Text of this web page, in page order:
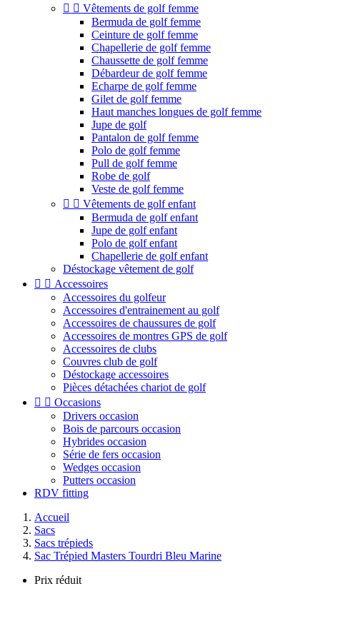
  Vêtements de golf femme
Bermuda de golf femme
Ceinture de golf femme
Chapellerie de golf femme
Chaussette de golf femme
Débardeur de golf femme
Echarpe de golf femme
Gilet de golf femme
Haut manches longues de golf femme
Jupe de golf
Pantalon de golf femme
Polo de golf femme
Pull de golf femme
Robe de golf
Veste de golf femme
  Vêtements de golf enfant
Bermuda de golf enfant
Jupe de golf enfant
Polo de golf enfant
Chapellerie de golf enfant
Déstockage vêtement de golf
  Accessoires
Accessoires du golfeur
Accessoires d'entrainement au golf
Accessoires de chaussures de golf
Accessoires de montres GPS de golf
Accessoires de clubs
Couvres club de golf
Déstockage accessoires
Pièces détachées chariot de golf
  Occasions
Drivers occasion
Bois de parcours occasion
Hybrides occasion
Série de fers occasion
Wedges occasion
Putters occasion
RDV fitting
Accueil
Sacs
Sacs trépieds
Sac Trépied Masters Tourdri Bleu Marine
Prix réduit